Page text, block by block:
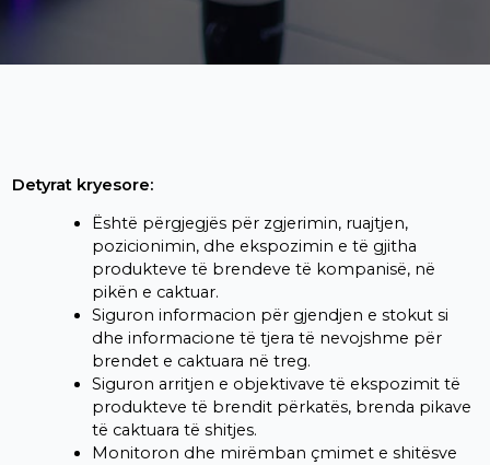
Detyrat kryesore:
Është përgjegjës për zgjerimin, ruajtjen,
pozicionimin, dhe ekspozimin e të gjitha
produkteve të brendeve të kompanisë, në
pikën e caktuar.
Siguron informacion për gjendjen e stokut si
dhe informacione të tjera të nevojshme për
brendet e caktuara në treg.
Siguron arritjen e objektivave të ekspozimit të
produkteve të brendit përkatës, brenda pikave
të caktuara të shitjes.
Monitoron dhe mirëmban çmimet e shitësve